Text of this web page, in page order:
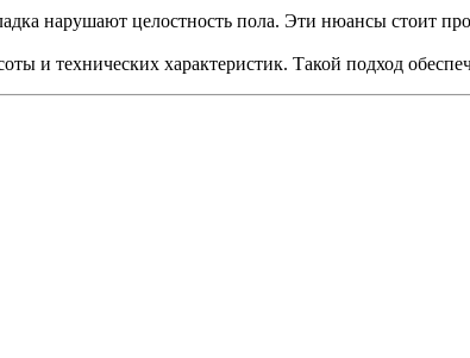
нарушают целостность пола. Эти нюансы стоит
и технических характеристик. Такой подход